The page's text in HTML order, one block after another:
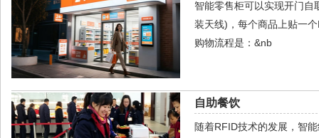
智能零售柜可以实现开门
装天线)，每个商品上贴一
购物流程是：&nb
自助餐饮
随着RFID技术的发展，智